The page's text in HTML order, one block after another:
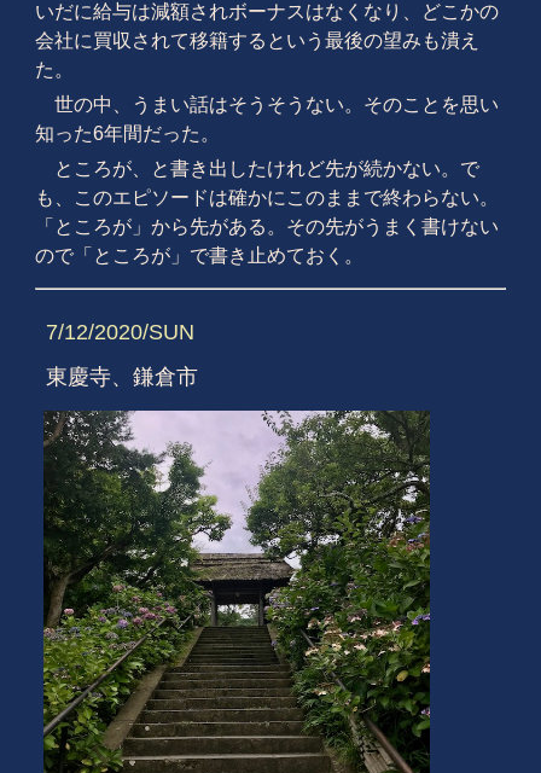
いだに給与は減額されボーナスはなくなり、どこかの
会社に買収されて移籍するという最後の望みも潰え
た。
世の中、うまい話はそうそうない。そのことを思い
知った6年間だった。
ところが、と書き出したけれど先が続かない。で
も、このエピソードは確かにこのままで終わらない。
「ところが」から先がある。その先がうまく書けない
ので「ところが」で書き止めておく。
7/12/2020/SUN
東慶寺、鎌倉市